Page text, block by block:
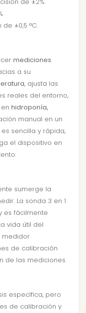
de ±2%.
de ±0,5 °C.
mediciones
a su
, ajusta las
reales del entorno,
hidroponía,
manual en un
sencilla y rápida,
el dispositivo en
sumerge la
La sonda 3 en 1
es fácilmente
vida útil del
medidor
de calibración
de las mediciones.
específica, pero
de calibración y